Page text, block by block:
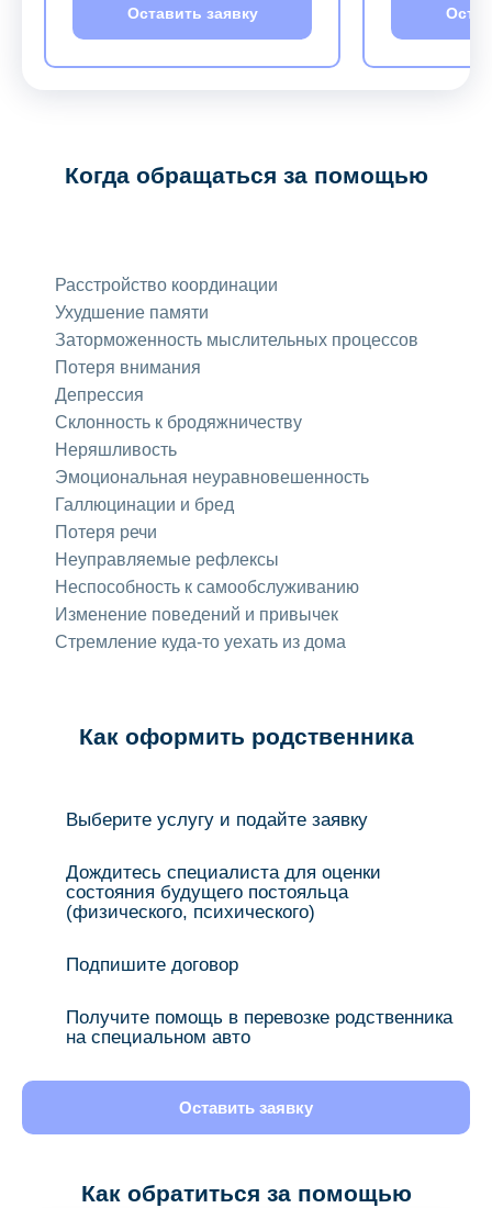
Оставить заявку
Когда обращаться за помощью
Расстройство координации
Ухудшение памяти
Заторможенность мыслительных процессов
Потеря внимания
Депрессия
Склонность к бродяжничеству
Неряшливость
Эмоциональная неуравновешенность
Галлюцинации и бред
Потеря речи
Неуправляемые рефлексы
Неспособность к самообслуживанию
Изменение поведений и привычек
Стремление куда-то уехать из дома
Как оформить родственника
Выберите услугу и подайте заявку
Дождитесь специалиста для оценки
состояния будущего постояльца
(физического, психического)
Подпишите договор
Получите помощь в перевозке родственника
на специальном авто
Оставить заявку
Как обратиться за помощью